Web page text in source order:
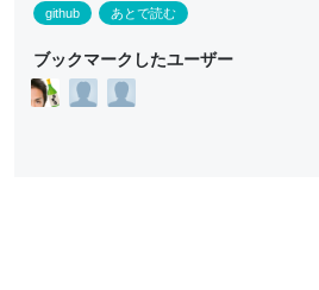
github あとで読む
ブックマークしたユーザー